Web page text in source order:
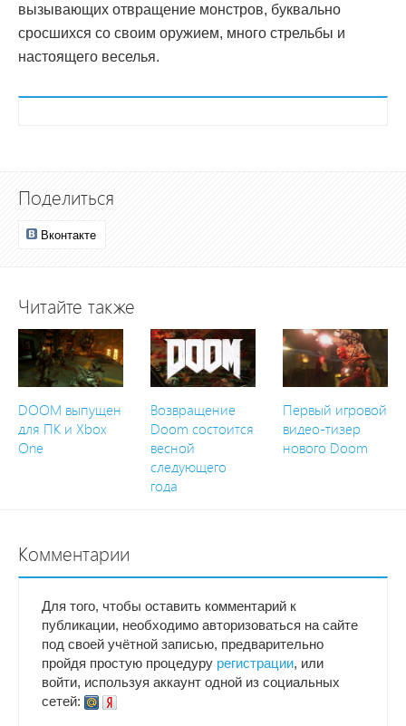
вызывающих отвращение монстров, буквально
сросшихся со своим оружием, много стрельбы и
настоящего веселья.
Поделиться
Вконтакте
Читайте также
DOOM выпущен
для ПК и Xbox
One
Возвращение
Doom состоится
весной
следующего
года
Первый игровой
видео-тизер
нового Doom
Комментарии
Для того, чтобы оставить комментарий к
публикации, необходимо авторизоваться на сайте
под своей учётной записью, предварительно
пройдя простую процедуру регистрации, или
войти, используя аккаунт одной из социальных
сетей: